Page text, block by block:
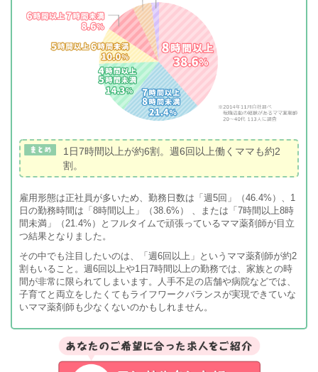
1日7時間以上が約6割。週6回以上働くママも約2
割。
雇用形態は正社員が多いため、勤務日数は「週5回」（46.4%）、1
日の勤務時間は「8時間以上」（38.6%） 、または「7時間以上8時
間未満」（21.4%）とフルタイムで頑張っているママ薬剤師が目立
つ結果となりました。
その中でも注目したいのは、「週6回以上」というママ薬剤師が約2
割もいること。週6回以上や1日7時間以上の勤務では、家族との時
間が非常に限られてしまいます。人手不足の店舗や病院などでは、
子育てと両立をしたくてもライフワークバランスが実現できていな
いママ薬剤師も少なくないのかもしれません。